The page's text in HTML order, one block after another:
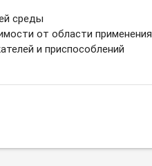
среды
от области
и приспособлений